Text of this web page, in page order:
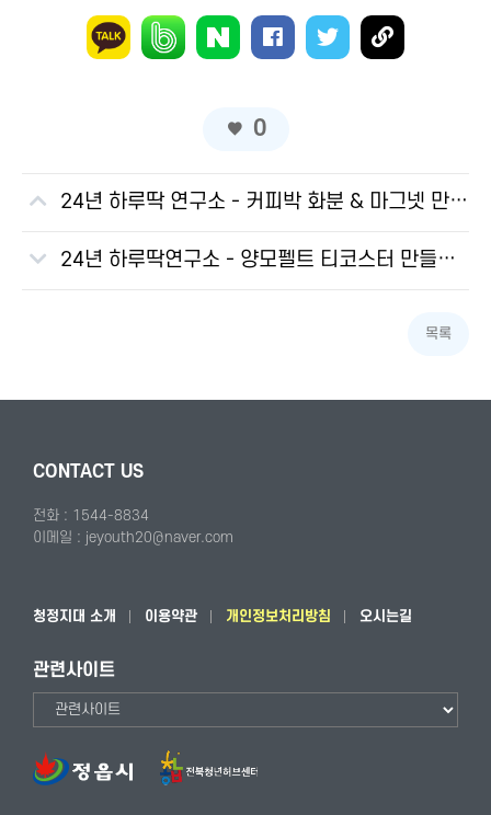
0
24년 하루딱 연구소 - 커피박 화분 & 마그넷 만들기 뒷이야기
24년 하루딱연구소 - 양모펠트 티코스터 만들기 클래스 뒷이야기
목록
CONTACT US
전화 : 1544-8834
이메일 : jeyouth20@naver.com
청정지대 소개 이용약관 개인정보처리방침 오시는길
관련사이트